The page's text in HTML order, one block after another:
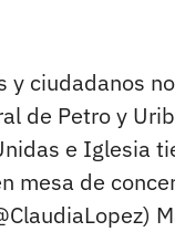
y ciudadanos
de Petro y
e Iglesia
mesa de